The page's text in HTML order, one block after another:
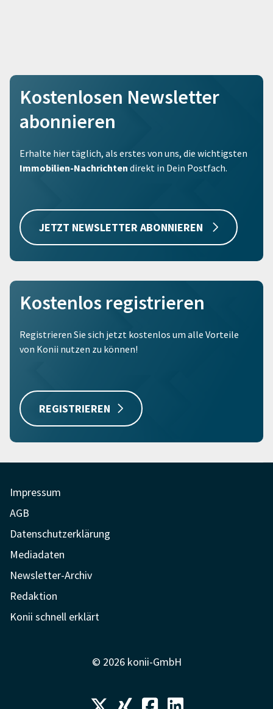
Kostenlosen Newsletter
abonnieren
Erhalte hier täglich, als erstes von uns, die wichtigsten
Immobilien-Nachrichten direkt in Dein Postfach.
JETZT NEWSLETTER ABONNIEREN
Kostenlos registrieren
Registrieren Sie sich jetzt kostenlos um alle Vorteile
von Konii nutzen zu können!
REGISTRIEREN
Impressum
AGB
Datenschutzerklärung
Mediadaten
Newsletter-Archiv
Redaktion
Konii schnell erklärt
© 2026 konii-GmbH